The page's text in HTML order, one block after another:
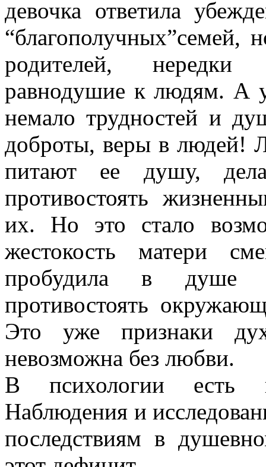
девочка ответила
родителей, нередки
равнодушие к людям. А
немало трудностей и
доброты, веры в людей!
питают ее душу,
противостоять
их. Но это стало
жестокость матери
пробудила в душе
противостоять
Это уже признаки
невозможна без любви.
В психологии есть
Наблюдения и
последствиям в